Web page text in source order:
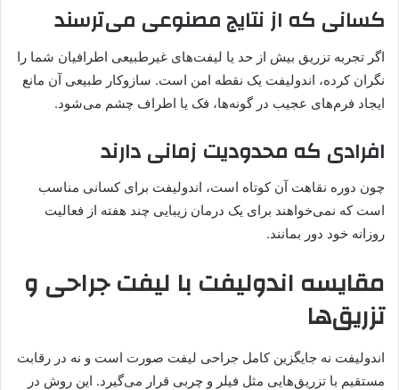
کسانی که از نتایج مصنوعی می‌ترسند
اگر تجربه تزریق بیش از حد یا لیفت‌های غیرطبیعی اطرافیان شما را
نگران کرده، اندولیفت یک نقطه امن است. سازوکار طبیعی آن مانع
ایجاد فرم‌های عجیب در گونه‌ها، فک یا اطراف چشم می‌شود.
افرادی که محدودیت زمانی دارند
چون دوره نقاهت آن کوتاه است، اندولیفت برای کسانی مناسب
است که نمی‌خواهند برای یک درمان زیبایی چند هفته از فعالیت
روزانه خود دور بمانند.
مقایسه اندولیفت با لیفت جراحی و
تزریق‌ها
اندولیفت نه جایگزین کامل جراحی لیفت صورت است و نه در رقابت
مستقیم با تزریق‌هایی مثل فیلر و چربی قرار می‌گیرد. این روش در